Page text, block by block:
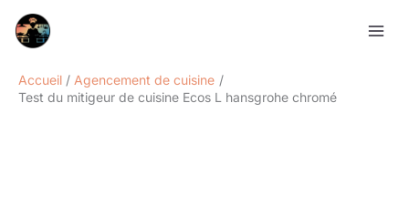
Accueil
Agencement de cuisine
Test du mitigeur de cuisine Ecos L hansgrohe chromé
Rechercher